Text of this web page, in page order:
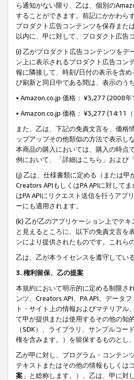
ら通知がない限り、乙は、個別の
することができます。前記にかかわら
プロダクト広告コンテンツを保存また
以内に、甲に対して、プロダクト広告
(i) 乙がプロダクト広告コンテンツをデ
ン上に表示されるプロダクト広告コン
報に隣接して、時刻/日付の表示を含
び刷新と同日中である間は、表示のう
• Amazon.co.jp 価格： ¥3,277 (2008
• Amazon.co.jp 価格： ¥3,277 (14:11
また、乙は、下記の免責文言を、価格
ップアップその他類似の方法で表示し
本商品の購入においては、購入の時点
例において、「詳細はこちら」および
(j) 乙は、仕様書類に定める（または甲
Creators APIもしくはPA APIに対して
はPA APIにリクエスト送信を行うア
ーにも適用されます。
(k) 乙が乙のアプリケーション上でテ
と見えるところに、以下の免責文言を
ンにより提供されたものです。これら
乙は、乙が本ライセンスを遵守してい
3. 権利留保、乙の提案
本規約において明示的に定める制限さ
ンツ、Creators API、PA API、データ
ト・サイト上の情報およびマテリア
て甲が提供または使用するその他の知
（SDK）、ライブラリ、サンプルコ
権を含みます。）を留保するものとし
乙が甲に対し、プログラム・コンテン
テキストまたはその他の情報もしくは
案 」と総称します。）、乙は、甲に